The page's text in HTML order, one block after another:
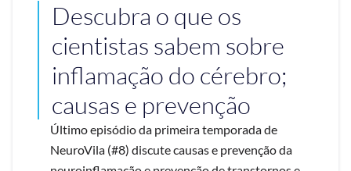
Descubra o que os
cientistas sabem sobre
inflamação do cérebro;
causas e prevenção
Último episódio da primeira temporada de
NeuroVila (#8) discute causas e prevenção da